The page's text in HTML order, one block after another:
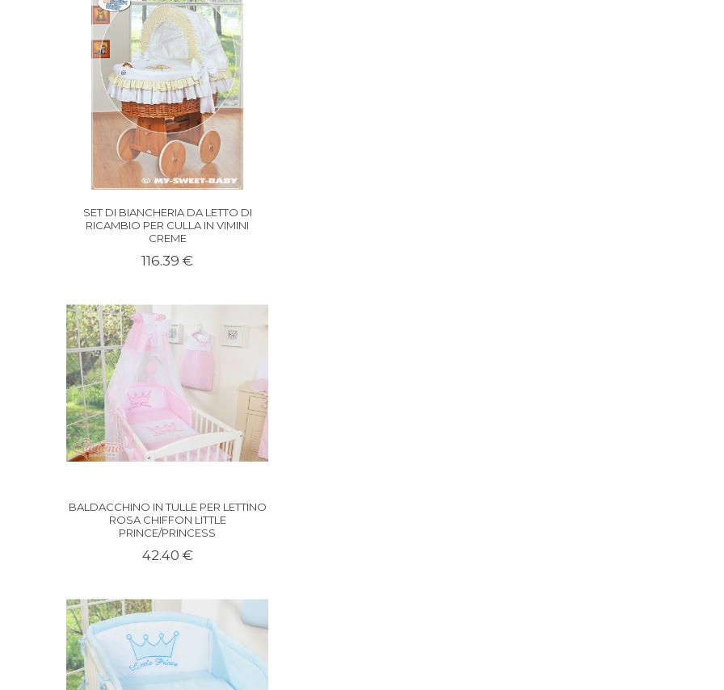
SET DI BIANCHERIA DA LETTO DI
RICAMBIO PER CULLA IN VIMINI
CREME
116.39 €
BALDACCHINO IN TULLE PER LETTINO
ROSA CHIFFON LITTLE
PRINCE/PRINCESS
42.40 €